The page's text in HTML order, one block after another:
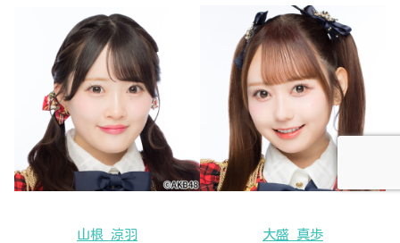
山根 涼羽 大盛 真歩